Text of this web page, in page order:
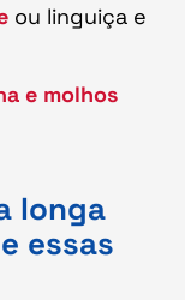
ou linguiça e
e molhos
longa
essas